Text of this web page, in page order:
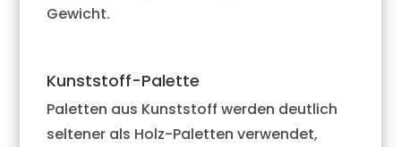
Gewicht.
Kunststoff-Palette
Paletten aus Kunststoff werden deutlich
seltener als Holz-Paletten verwendet,